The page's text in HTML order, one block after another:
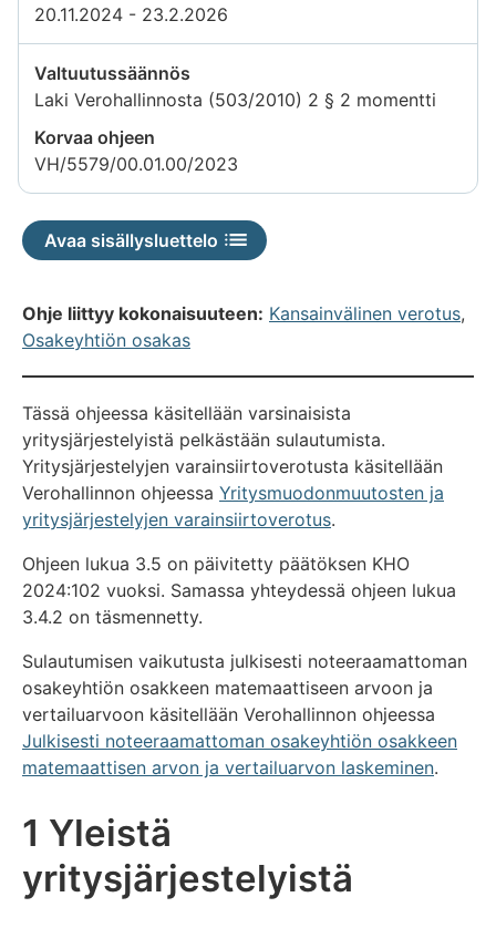
20.11.2024 - 23.2.2026
Valtuutussäännös
Laki Verohallinnosta (503/2010) 2 § 2 momentti
Korvaa ohjeen
VH/5579/00.01.00/2023
Avaa sisällysluettelo
Ohje liittyy kokonaisuuteen: Kansainvälinen verotus,
Osakeyhtiön osakas
Tässä ohjeessa käsitellään varsinaisista
yritysjärjestelyistä pelkästään sulautumista.
Yritysjärjestelyjen varainsiirtoverotusta käsitellään
Verohallinnon ohjeessa Yritysmuodonmuutosten ja
yritysjärjestelyjen varainsiirtoverotus.
Ohjeen lukua 3.5 on päivitetty päätöksen KHO
2024:102 vuoksi. Samassa yhteydessä ohjeen lukua
3.4.2 on täsmennetty.
Sulautumisen vaikutusta julkisesti noteeraamattoman
osakeyhtiön osakkeen matemaattiseen arvoon ja
vertailuarvoon käsitellään Verohallinnon ohjeessa
Julkisesti noteeraamattoman osakeyhtiön osakkeen
matemaattisen arvon ja vertailuarvon laskeminen.
1 Yleistä
yritysjärjestelyistä